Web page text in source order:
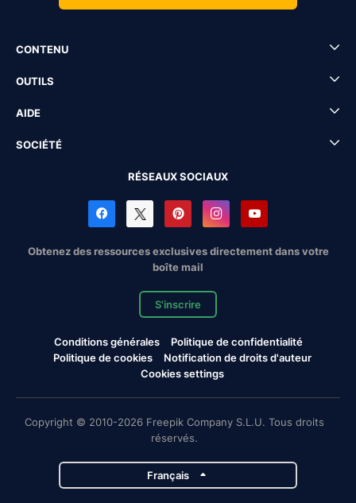
CONTENU
OUTILS
AIDE
SOCIÉTÉ
RÉSEAUX SOCIAUX
Obtenez des ressources exclusives directement dans votre
boîte mail
S'inscrire
Conditions générales
Politique de confidentialité
Politique de cookies
Notification de droits d'auteur
Cookies settings
Copyright © 2010-2026 Freepik Company S.L.U. Tous droits
réservés.
Français